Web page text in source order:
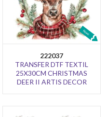
222037
TRANSFER DTF TEXTIL
25X30CM CHRISTMAS
DEER II ARTIS DECOR